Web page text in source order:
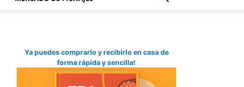
Ya puedes comprarlo y recibirlo en casa de
forma rápida y sencilla!